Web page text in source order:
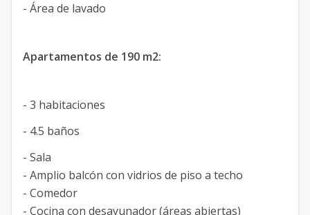
- Área de lavado
Apartamentos de 190 m2:
- 3 habitaciones
- 4.5 baños
- Sala
- Amplio balcón con vidrios de piso a techo
- Comedor
- Cocina con desayunador (áreas abiertas)